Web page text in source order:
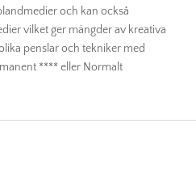
och kan också
vilket ger mängder av kreativa
penslar och tekniker med
**** eller Normalt